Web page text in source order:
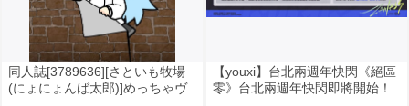
同人誌[3789636][さといも牧場
(にょにょんば太郎)]めっちゃヴ
【youxi】台北兩週年快閃《絕區
零》台北兩週年快閃即將開始！